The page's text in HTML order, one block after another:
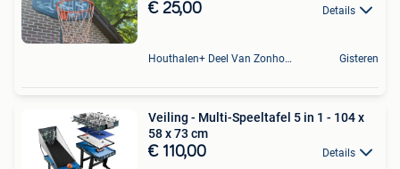
€ 25,00 Details
Houthalen+ Deel Van Zonhoven En Zolder Gisteren
Veiling - Multi-Speeltafel 5 in 1 - 104 x
58 x 73 cm
€ 110,00 Details